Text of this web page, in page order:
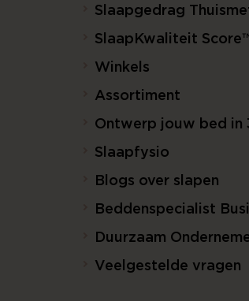
Slaapgedrag
SlaapKwaliteit
Winkels
Assortiment
Ontwerp jouw bed in
Slaapfysio
Blogs over slapen
Beddenspecialist
Duurzaam
Veelgestelde vragen